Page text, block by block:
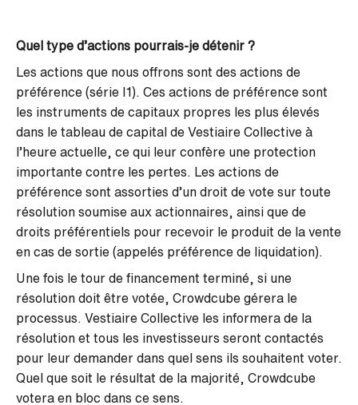
Quel type d’actions pourrais-je détenir ?
Les actions que nous offrons sont des actions de
préférence (série I1). Ces actions de préférence sont
les instruments de capitaux propres les plus élevés
dans le tableau de capital de Vestiaire Collective à
l’heure actuelle, ce qui leur confère une protection
importante contre les pertes. Les actions de
préférence sont assorties d’un droit de vote sur toute
résolution soumise aux actionnaires, ainsi que de
droits préférentiels pour recevoir le produit de la vente
en cas de sortie (appelés préférence de liquidation).
Une fois le tour de financement terminé, si une
résolution doit être votée, Crowdcube gérera le
processus. Vestiaire Collective les informera de la
résolution et tous les investisseurs seront contactés
pour leur demander dans quel sens ils souhaitent voter.
Quel que soit le résultat de la majorité, Crowdcube
votera en bloc dans ce sens.